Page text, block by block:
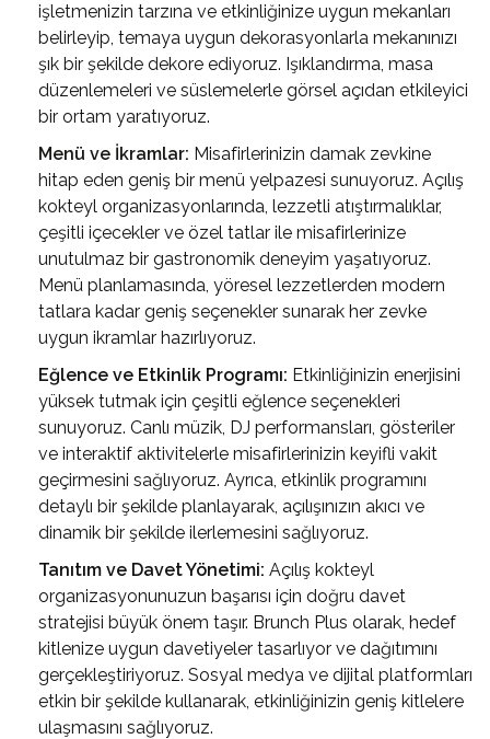
işletmenizin tarzına ve etkinliğinize uygun mekanları
belirleyip, temaya uygun dekorasyonlarla mekanınızı
şık bir şekilde dekore ediyoruz. Işıklandırma, masa
düzenlemeleri ve süslemelerle görsel açıdan etkileyici
bir ortam yaratıyoruz.
Menü ve İkramlar: Misafirlerinizin damak zevkine
hitap eden geniş bir menü yelpazesi sunuyoruz. Açılış
kokteyl organizasyonlarında, lezzetli atıştırmalıklar,
çeşitli içecekler ve özel tatlar ile misafirlerinize
unutulmaz bir gastronomik deneyim yaşatıyoruz.
Menü planlamasında, yöresel lezzetlerden modern
tatlara kadar geniş seçenekler sunarak her zevke
uygun ikramlar hazırlıyoruz.
Eğlence ve Etkinlik Programı: Etkinliğinizin enerjisini
yüksek tutmak için çeşitli eğlence seçenekleri
sunuyoruz. Canlı müzik, DJ performansları, gösteriler
ve interaktif aktivitelerle misafirlerinizin keyifli vakit
geçirmesini sağlıyoruz. Ayrıca, etkinlik programını
detaylı bir şekilde planlayarak, açılışınızın akıcı ve
dinamik bir şekilde ilerlemesini sağlıyoruz.
Tanıtım ve Davet Yönetimi: Açılış kokteyl
organizasyonunuzun başarısı için doğru davet
stratejisi büyük önem taşır. Brunch Plus olarak, hedef
kitlenize uygun davetiyeler tasarlıyor ve dağıtımını
gerçekleştiriyoruz. Sosyal medya ve dijital platformları
etkin bir şekilde kullanarak, etkinliğinizin geniş kitlelere
ulaşmasını sağlıyoruz.